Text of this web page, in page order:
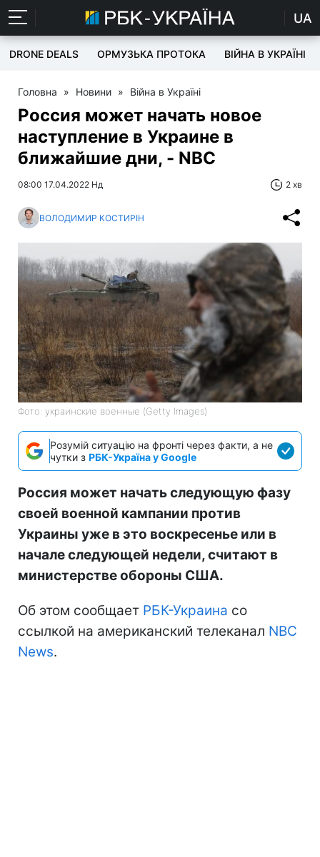
UA
DRONE DEALS ОРМУЗЬКА ПРОТОКА ВІЙНА В УКРАЇНІ
Головна » Новини » Війна в Україні
Россия может начать новое
наступление в Украине в
ближайшие дни, - NBC
08:00 17.04.2022 Нд 2 хв
ВОЛОДИМИР КОСТИРІН
Фото: украинские военные (Getty Images)
Розумій ситуацію на фронті через факти, а не
чутки з РБК-Україна у Google
Россия может начать следующую фазу
своей военной кампании против
Украины уже в это воскресенье или в
начале следующей недели, считают в
министерстве обороны США.
Об этом сообщает РБК-Украина со
ссылкой на американский телеканал NBC
News.